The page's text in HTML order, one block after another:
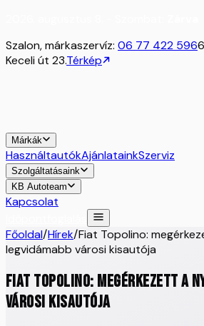
Szalon, márkaszervíz: 06 77 422 596
Keceli út 23.Térkép
Márkák
HasználtautókAjánlatainkSzerviz
Szolgáltatásaink
KB Autoteam
Kapcsolat
Főoldal/Hírek/Fiat Topolino:
legvidámabb városi kisautója
Fiat Topolino: megérkezett a
városi kisautója